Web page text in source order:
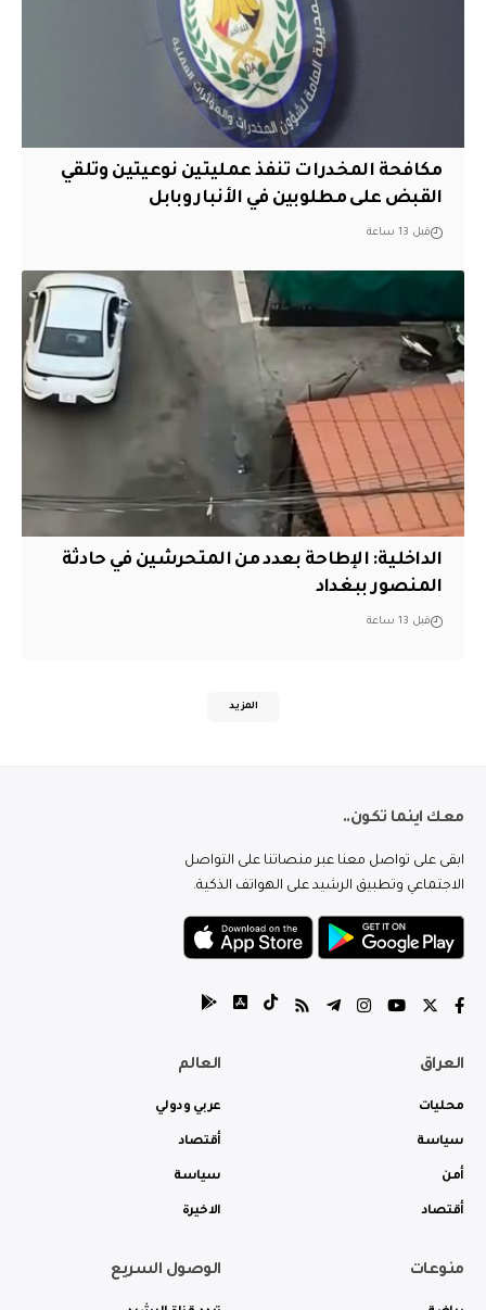
مكافحة المخدرات تنفذ عمليتين نوعيتين وتلقي
القبض على مطلوبين في الأنبار وبابل
قبل 13 ساعة
الداخلية: الإطاحة بعدد من المتحرشين في حادثة
المنصور ببغداد
قبل 13 ساعة
المزيد
معك اينما تكون..
ابقى على تواصل معنا عبر منصاتنا على التواصل
الاجتماعي وتطبيق الرشيد على الهواتف الذكية.
العراق
محليات
سياسة
أمن
أقتصاد
العالم
عربي ودولي
أقتصاد
سياسة
الاخيرة
منوعات الوصول السريع